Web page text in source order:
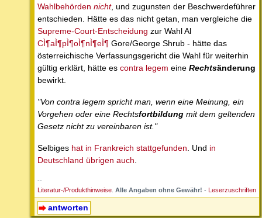
Wahlbehörden nicht, und zugunsten der Beschwerdeführer
entschieden. Hätte es das nicht getan, man vergleiche die
Supreme-Court-Entscheidung zur Wahl Al
CÌ¶aÌ¶pÌ¶oÌ¶nÌ¶eÌ¶ Gore/George Shrub - hätte das
österreichische Verfassungsgericht die Wahl für weiterhin
gültig erklärt, hätte es contra legem eine Rechtsänderung
bewirkt.
"Von contra legem spricht man, wenn eine Meinung, ein
Vorgehen oder eine Rechtsfortbildung mit dem geltenden
Gesetz nicht zu vereinbaren ist."
Selbiges hat in Frankreich stattgefunden . Und in
Deutschland übrigen auch
--
Literatur-/Produkthinweise Alle Angaben ohne Gewähr! - Leserzuschriften
antworten